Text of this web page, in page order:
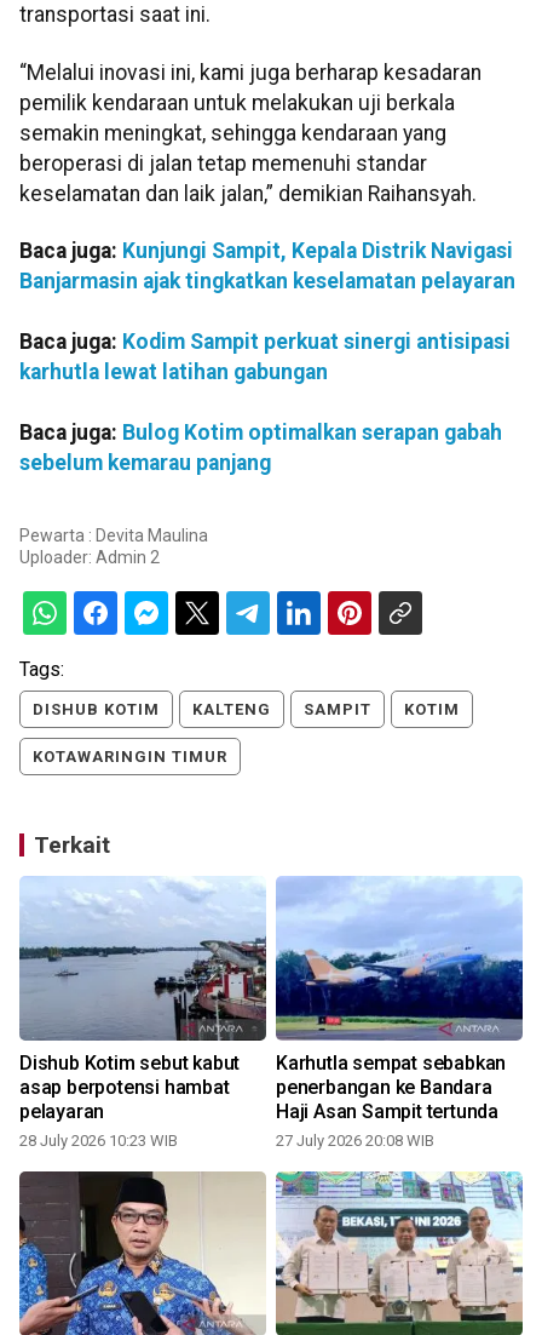
transportasi saat ini.
“Melalui inovasi ini, kami juga berharap kesadaran
pemilik kendaraan untuk melakukan uji berkala
semakin meningkat, sehingga kendaraan yang
beroperasi di jalan tetap memenuhi standar
keselamatan dan laik jalan,” demikian Raihansyah.
Baca juga: Kunjungi Sampit, Kepala Distrik Navigasi
Banjarmasin ajak tingkatkan keselamatan pelayaran
Baca juga: Kodim Sampit perkuat sinergi antisipasi
karhutla lewat latihan gabungan
Baca juga: Bulog Kotim optimalkan serapan gabah
sebelum kemarau panjang
Pewarta : Devita Maulina
Uploader: Admin 2
Tags:
DISHUB KOTIM KALTENG SAMPIT KOTIM
KOTAWARINGIN TIMUR
Terkait
Dishub Kotim sebut kabut
asap berpotensi hambat
pelayaran
28 July 2026 10:23 WIB
Karhutla sempat sebabkan
penerbangan ke Bandara
Haji Asan Sampit tertunda
27 July 2026 20:08 WIB